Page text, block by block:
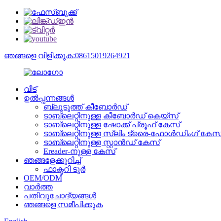
ഞങ്ങളെ വിളിക്കുക:08615019264921
വീട്
ഉൽപ്പന്നങ്ങൾ
ബ്ലൂടൂത്ത് കീബോർഡ്
ടാബ്‌ലെറ്റിനുള്ള കീബോർഡ് കെയ്‌സ്
ടാബ്‌ലെറ്റിനുള്ള ഷോക്ക് പ്രൂഫ് കേസ്
ടാബ്‌ലെറ്റിനുള്ള സ്ലിം ട്രൈ-ഫോൾഡിംഗ്
ടാബ്‌ലെറ്റിനുള്ള സ്റ്റാൻഡ് കേസ്
Ereader-നുള്ള കേസ്
ഞങ്ങളേക്കുറിച്ച്
ഫാക്ടറി ടൂർ
OEM/ODM
വാർത്ത
പതിവുചോദ്യങ്ങൾ
ഞങ്ങളെ സമീപിക്കുക